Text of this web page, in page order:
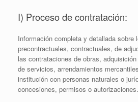
I) Proceso de contratación:
Información completa y detallada sobre
precontractuales, contractuales, de
las contrataciones de obras,
de servicios, arrendamientos
institución con personas naturales o
concesiones, permisos o autorizaciones.